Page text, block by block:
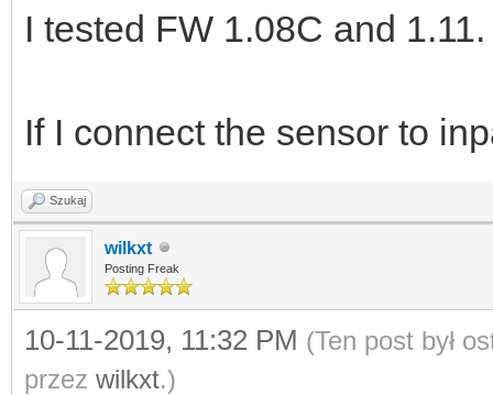
I tested FW 1.08C and 1.11.
If I connect the sensor to
Szukaj
wilkxt
Posting Freak
10-11-2019, 11:32 PM (Ten post był
przez wilkxt.)